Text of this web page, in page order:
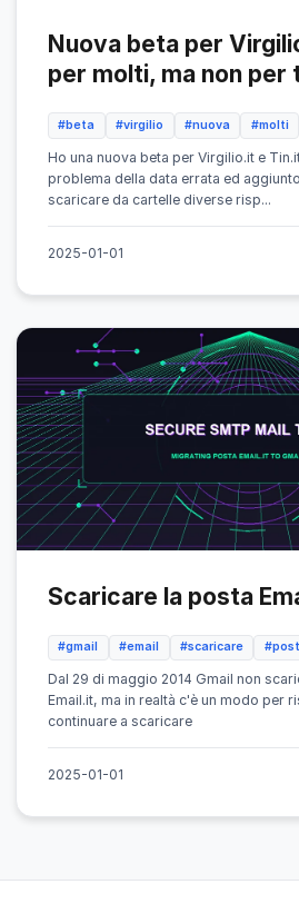
Nuova beta per
per molti, ma non per
#beta #virgilio #nuova #molti
Ho una nuova beta per Virgilio.it e
problema della data errata ed
scaricare da cartelle diverse risp...
2025-01-01
Scaricare la posta
#gmail #email #scaricare
Dal 29 di maggio 2014 Gmail non
Email.it, ma in realtà c'è un modo per
continuare a scaricare
2025-01-01